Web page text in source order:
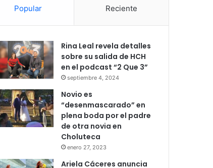
Popular Reciente
Rina Leal revela detalles
sobre su salida de HCH
en el podcast “2 Que 3”
septiembre 4, 2024
Novio es
“desenmascarado” en
plena boda por el padre
de otra novia en
Choluteca
enero 27, 2023
Ariela Cáceres anuncia